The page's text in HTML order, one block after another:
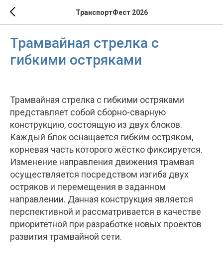
ТранспортФест 2026
Трамвайная стрелка с
гибкими остряками
Трамвайная стрелка с гибкими остряками
представляет собой сборно-сварную
конструкцию, состоящую из двух блоков.
Каждый блок оснащается гибким остряком,
корневая часть которого жёстко фиксируется.
Изменение направления движения трамвая
осуществляется посредством изгиба двух
остряков и перемещения в заданном
направлении. Данная конструкция является
перспективной и рассматривается в качестве
приоритетной при разработке новых проектов
развития трамвайной сети.